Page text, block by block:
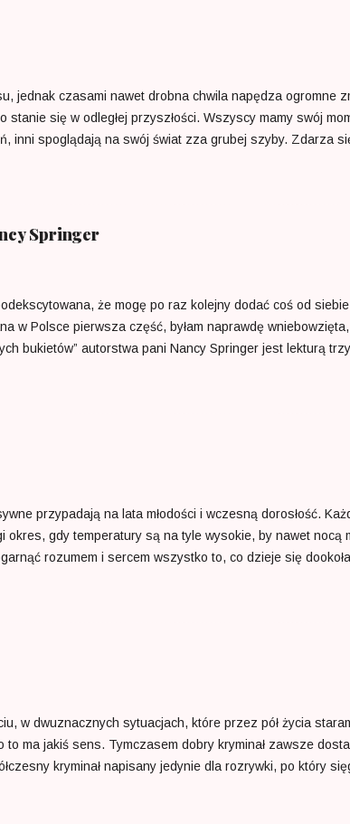
artystka przyszła na świat. „Suknia i sztalugi” pewnie
jednak czasami nawet drobna chwila napędza ogromne
się w odległej przyszłości. Wszyscy mamy swój
inni spoglądają na swój świat zza grubej szyby. Zdarza
może na niego wpłynąć; nikt nie wydłuży sobie
więcej, niż jest nam pisane”. Emilia Kiereś należy nie
Springer
że mogę po raz kolejny dodać coś od siebie
w Polsce pierwsza część, byłam naprawdę
bukietów” autorstwa pani Nancy Springer jest lekturą
ma szansę się spełnić, kiedy znika znany i
przypadają na lata młodości i wczesną dorosłość.
okres, gdy temperatury są na tyle wysokie, by nawet nocą
rozumem i sercem wszystko to, co dzieje się
ich każdego dnia coraz więcej i więcej aż zaczynamy
w środku zimy. Mieszkańcy miast żyją innym rytmem.
w dwuznacznych sytuacjach, które przez pół życia
to ma jakiś sens. Tymczasem dobry kryminał zawsze
kryminał napisany jedynie dla rozrywki, po który
utartych ścieżkach prowadzących do tych samych co